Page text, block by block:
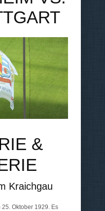
&
Kraichgau
Oktober 1929. Es